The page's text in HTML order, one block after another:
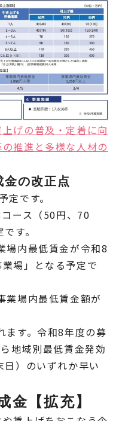
げの普及・定着に向
推進と多様な人材の
の改正点
です。
ース（50円、70
す。
場内最低賃金が令和8
場」となる予定で
業場内最低賃金額が
ます。令和8年度の募
地域別最低賃金発効
）のいずれか早い
金【拡充】